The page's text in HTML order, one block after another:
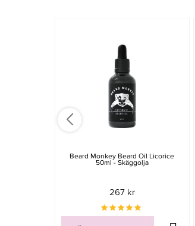
Beard Monkey Beard Oil Licorice
50ml - Skäggolja
267 kr